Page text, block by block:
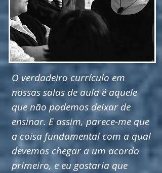
O verdadeiro currículo em
nossas salas de aula é aquele
que não podemos deixar de
ensinar. E assim, parece-me que
a coisa fundamental com a qual
devemos chegar a um acordo
primeiro, e eu gostaria que